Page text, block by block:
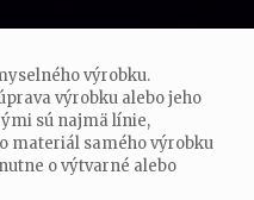
výrobku.
výrobku alebo jeho
sú najmä línie,
materiál samého výrobku
o výtvarné alebo